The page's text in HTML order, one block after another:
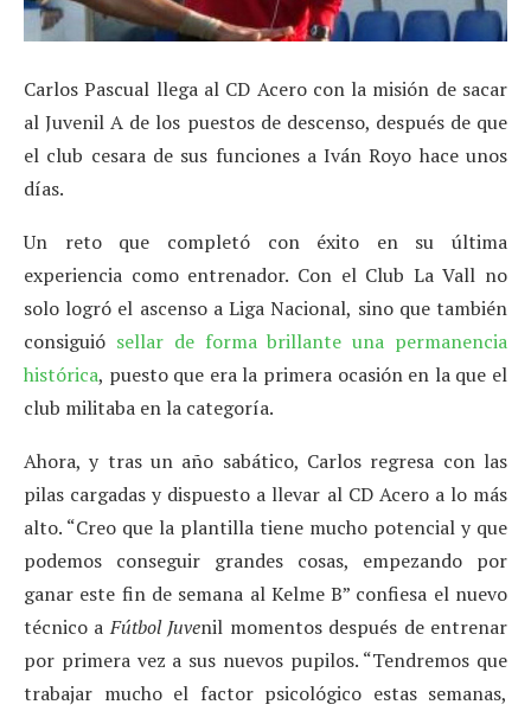
Carlos Pascual llega al CD Acero con la misión de sacar
al Juvenil A de los puestos de descenso, después de que
el club cesara de sus funciones a Iván Royo hace unos
días.
Un reto que completó con éxito en su última
experiencia como entrenador. Con el Club La Vall no
solo logró el ascenso a Liga Nacional, sino que también
consiguió sellar de forma brillante una permanencia
histórica, puesto que era la primera ocasión en la que el
club militaba en la categoría.
Ahora, y tras un año sabático, Carlos regresa con las
pilas cargadas y dispuesto a llevar al CD Acero a lo más
alto. “Creo que la plantilla tiene mucho potencial y que
podemos conseguir grandes cosas, empezando por
ganar este fin de semana al Kelme B” confiesa el nuevo
técnico aFútbol Juvenil momentos después de entrenar
por primera vez a sus nuevos pupilos. “Tendremos que
trabajar mucho el factor psicológico estas semanas,